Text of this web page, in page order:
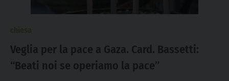
Veglia per la pace a Gaza. Card. Bassetti:
“Beati noi se operiamo la pace”